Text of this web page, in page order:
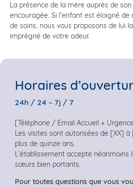
La présence de la mère auprès de
encouragée. Si l’enfant est éloigné
de soins, nous vous proposons de lui
imprégné de votre odeur.
Horaires
24h / 24 – 7j / 7
[Téléphone / Email Accueil +
Les visites sont autorisées de [XX] à
plus de quinze ans.
L’établissement accepte
sœurs bien portants.
Pour toutes questions que vous